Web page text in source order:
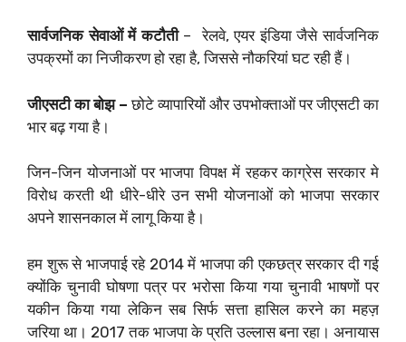
सार्वजनिक सेवाओं में कटौती– रेलवे, एयर इंडिया जैसे सार्वजनिक
उपक्रमों का निजीकरण हो रहा है, जिससे नौकरियां घट रही हैं।
जीएसटी का बोझ – छोटे व्यापारियों और उपभोक्ताओं पर जीएसटी का
भार बढ़ गया है।
जिन-जिन योजनाओं पर भाजपा विपक्ष में रहकर काग्रेस सरकार मे
विरोध करती थी धीरे-धीरे उन सभी योजनाओं को भाजपा सरकार
अपने शासनकाल में लागू किया है।
हम शुरू से भाजपाई रहे 2014 में भाजपा की एकछत्र सरकार दी गई
क्योंकि चुनावी घोषणा पत्र पर भरोसा किया गया चुनावी भाषणों पर
यकीन किया गया लेकिन सब सिर्फ सत्ता हासिल करने का महज़
जरिया था। 2017 तक भाजपा के प्रति उल्लास बना रहा। अनायास